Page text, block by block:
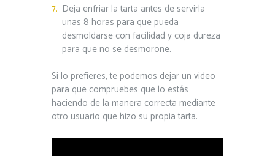
Deja enfriar la tarta antes de servirla
unas 8 horas para que pueda
desmoldarse con facilidad y coja dureza
para que no se desmorone.
Si lo prefieres, te podemos dejar un vídeo
para que compruebes que lo estás
haciendo de la manera correcta mediante
otro usuario que hizo su propia tarta.